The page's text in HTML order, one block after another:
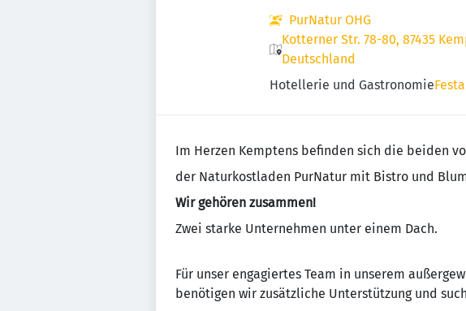
PurNatur OHG
Kotterner Str. 78-80, 87435
Deutschland
Hotellerie und Gastronomie
Im Herzen Kemptens befinden sich die beiden
der Naturkostladen PurNatur mit Bistro und
Wir gehören zusammen!
Zwei starke Unternehmen unter einem Dach.
Für unser engagiertes Team in unserem
benötigen wir zusätzliche Unterstützung und